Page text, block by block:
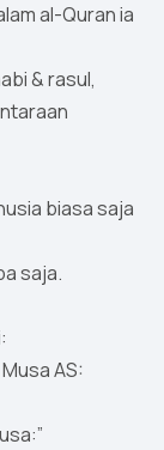
& rasul,
biasa saja
saja.
AS: